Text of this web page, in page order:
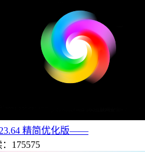
精简优化版——
175575